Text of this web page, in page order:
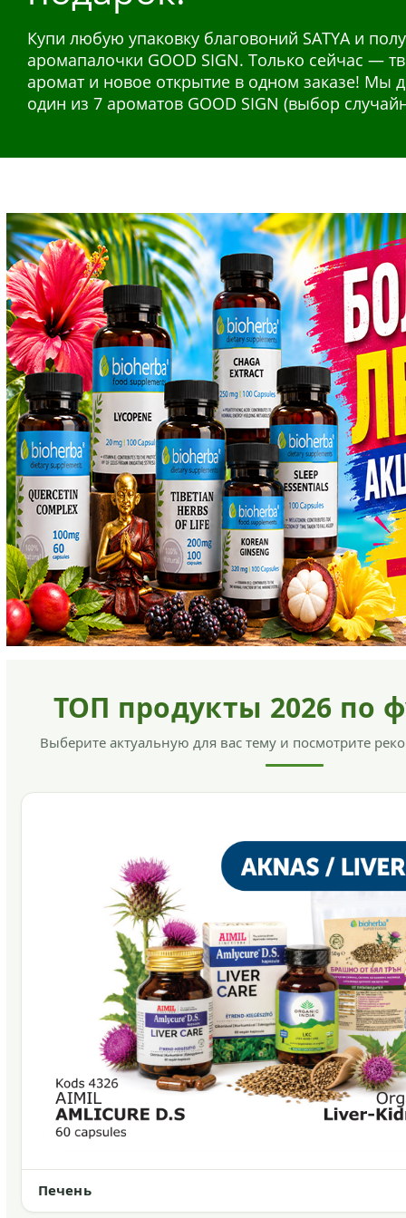
Купи любую упаковку благовоний SATYA и
аромапалочки GOOD SIGN. Только сейчас —
аромат и новое открытие в одном заказе! Мы
один из 7 ароматов GOOD SIGN (выбор
Натуральные растительные экстракты в
в применении и эффективны для ежедневной
организма. Широкий выбор для разных
система, энергия, иммунитет.
отличии от химических составов для
содержит аммиак и пероксид.
ТОП продукты 2026 по
Выберите актуальную для вас тему и посмотрите
Печень